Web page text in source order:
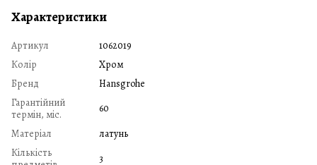
Характеристики
Артикул
1062019
Колір
Хром
Бренд
Hansgrohe
Гарантійний
термін, міс.
60
Матеріал
латунь
Кількість
3